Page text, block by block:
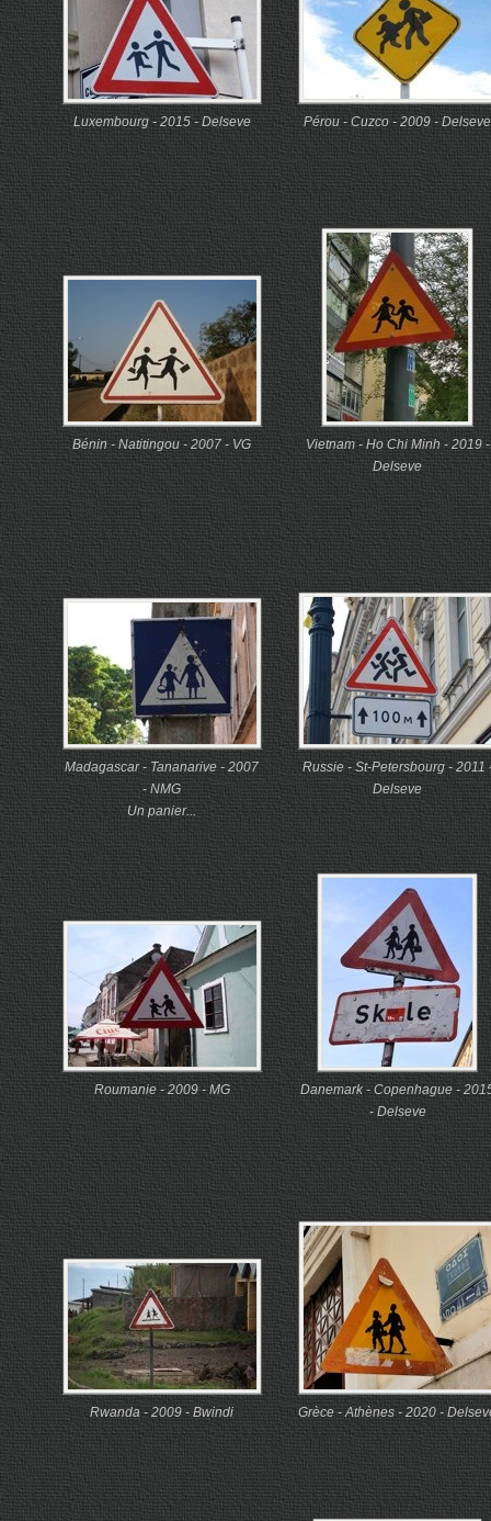
Luxembourg - 2015 - Delseve Pérou - Cuzco - 2009 - Delseve
Bénin - Natitingou - 2007 - VG
Vietnam - Ho Chi Minh - 2019 -
Delseve
Madagascar - Tananarive - 2007
- NMG
Un panier...
Russie - St-Petersbourg - 2011
Delseve
Roumanie - 2009 - MG
Danemark - Copenhague -
- Delseve
Rwanda - 2009 - Bwindi Grèce - Athènes - 2020 -